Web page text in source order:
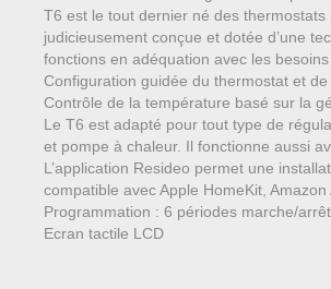
T6 est le tout dernier né des
judicieusement conçue et dotée d’une
fonctions en adéquation avec les besoins
Configuration guidée du thermostat et
Contrôle de la température basé sur la
Le T6 est adapté pour tout type de
et pompe à chaleur. Il fonctionne aussi
L’application Resideo permet une
compatible avec Apple HomeKit,
Programmation : 6 périodes marche/
Ecran tactile LCD